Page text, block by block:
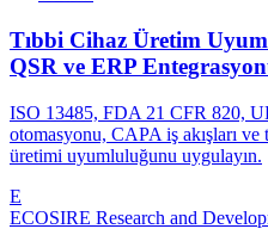
Tıbbi Cihaz Üretim
QSR ve ERP
ISO 13485, FDA 21 CFR 820,
otomasyonu, CAPA iş akışları
üretimi uyumluluğunu uygulayın.
E
ECOSIRE Research and